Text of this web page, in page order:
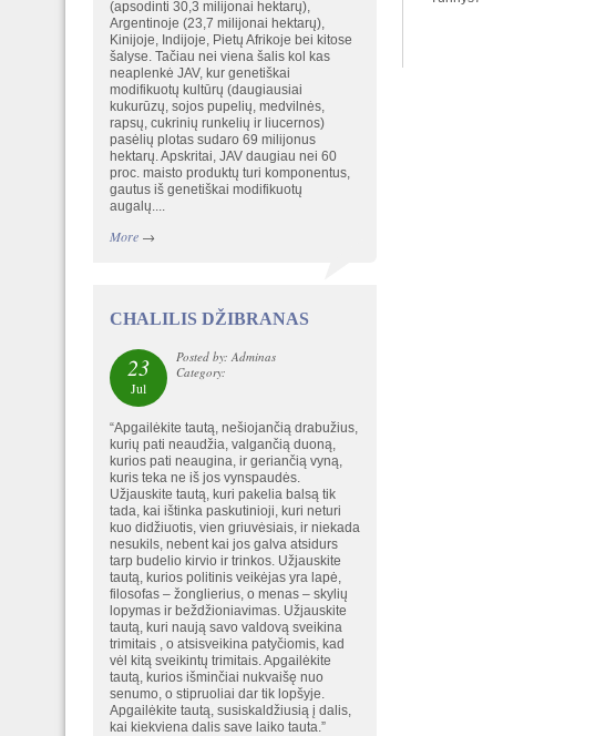
(apsodinti 30,3 milijonai hektarų),
Argentinoje (23,7 milijonai hektarų),
Kinijoje, Indijoje, Pietų Afrikoje bei kitose
šalyse. Tačiau nei viena šalis kol kas
neaplenkė JAV, kur genetiškai
modifikuotų kultūrų (daugiausiai
kukurūzų, sojos pupelių, medvilnės,
rapsų, cukrinių runkelių ir liucernos)
pasėlių plotas sudaro 69 milijonus
hektarų. Apskritai, JAV daugiau nei 60
proc. maisto produktų turi komponentus,
gautus iš genetiškai modifikuotų
augalų....
More→
CHALILIS DŽIBRANAS
23
Jul
Posted by: Adminas
Category:
“Apgailėkite tautą, nešiojančią drabužius,
kurių pati neaudžia, valgančią duoną,
kurios pati neaugina, ir geriančią vyną,
kuris teka ne iš jos vynspaudės.
Užjauskite tautą, kuri pakelia balsą tik
tada, kai ištinka paskutinioji, kuri neturi
kuo didžiuotis, vien griuvėsiais, ir niekada
nesukils, nebent kai jos galva atsidurs
tarp budelio kirvio ir trinkos. Užjauskite
tautą, kurios politinis veikėjas yra lapė,
filosofas – žonglierius, o menas – skylių
lopymas ir beždžioniavimas. Užjauskite
tautą, kuri naują savo valdovą sveikina
trimitais , o atsisveikina patyčiomis, kad
vėl kitą sveikintų trimitais. Apgailėkite
tautą, kurios išminčiai nukvaišę nuo
senumo, o stipruoliai dar tik lopšyje.
Apgailėkite tautą, susiskaldžiusią į dalis,
kai kiekviena dalis save laiko tauta.”